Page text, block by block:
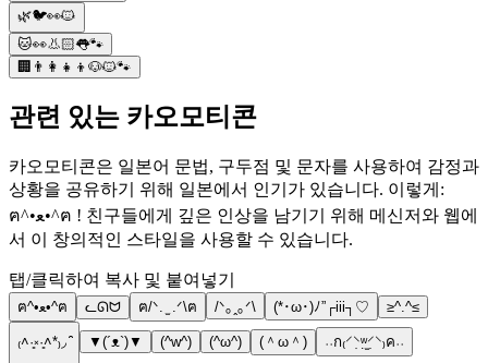
🌿🐦👀🐱
🐱👀👃🏻👅🐾
🏢👨‍👩‍👧‍👦🐶🐱🐾
관련 있는 카오모티콘
카오모티콘은 일본어 문법, 구두점 및 문자를 사용하여 감정과
상황을 공유하기 위해 일본에서 인기가 있습니다. 이렇게:
ฅ^•ﻌ•^ฅ ! 친구들에게 깊은 인상을 남기기 위해 메신저와 웹에
서 이 창의적인 스타일을 사용할 수 있습니다.
탭/클릭하여 복사 및 붙여넣기
ฅ^•ﻌ•^ฅ ᓚᘏᗢ ฅ/ᐠ. ̫ .ᐟ\ฅ /ᐠ｡ꞈ｡ᐟ\ (*･ω･)ﾉ”┌iii┐♡ ≥^.^≤
₍˄·͈༝·͈˄*₎◞ ̑̑ ▼(´ᴥ`)▼ (^w^) (^ω^) (＾ω＾) ˓˓ก₍⸍⸌̣ʷ̣̫⸍̣⸌₎ค˒˒